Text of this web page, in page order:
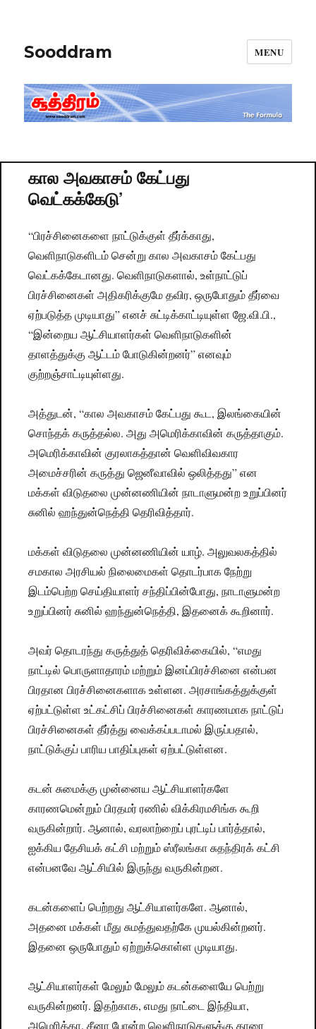
Sooddram MENU
கால அவகாசம் கேட்பது
வெட்கக்கேடு’
“பிரச்சினைகளை நாட்டுக்குள் தீர்க்காது,
வெளிநாடுகளிடம் சென்று கால அவகாசம் கேட்பது
வெட்கக்கேடானது. வெளிநாடுகளால், உள்நாட்டுப்
பிரச்சினைகள் அதிகரிக்குமே தவிர, ஒருபோதும் தீர்வை
ஏற்படுத்த முடியாது” எனச் சுட்டிக்காட்டியுள்ள ஜே.வி.பி.,
“இன்றைய ஆட்சியாளர்கள் வெளிநாடுகளின்
தாளத்துக்கு ஆட்டம் போடுகின்றனர்” எனவும்
குற்றஞ்சாட்டியுள்ளது.
அத்துடன், “கால அவகாசம் கேட்பது கூட, இலங்கையின்
சொந்தக் கருத்தல்ல. அது அமெரிக்காவின் கருத்தாகும்.
அமெரிக்காவின் குரலாகத்தான் வெளிவிவகார
அமைச்சரின் கருத்து ஜெனீவாவில் ஒலித்தது” என
மக்கள் விடுதலை முன்னணியின் நாடாளுமன்ற உறுப்பினர்
சுனில் ஹந்துன்நெத்தி தெரிவித்தார்.
மக்கள் விடுதலை முன்னணியின் யாழ். அலுவலகத்தில்
சமகால அரசியல் நிலைமைகள் தொடர்பாக நேற்று
இடம்பெற்ற செய்தியாளர் சந்திப்பின்போது, நாடாளுமன்ற
உறுப்பினர் சுனில் ஹந்துன்நெத்தி, இதனைக் கூறினார்.
அவர் தொடரந்து கருத்துத் தெரிவிக்கையில், “எமது
நாட்டில் பொருளாதாரம் மற்றும் ​இனப்பிரச்சினை என்பன
பிரதான பிரச்சினைகளாக உள்ளன. அரசாங்கத்துக்குள்
ஏற்பட்டுள்ள உட்கட்சிப் பிரச்சினைகள் காரணமாக நாட்டுப்
பிரச்சினைகள் தீர்த்து வைக்கப்படாமல் இருப்பதால்,
நாட்டுக்குப் பாரிய பாதிப்புகள் ஏற்பட்டுள்ளன.
கடன் சுமைக்கு முன்னைய ஆட்சியாளர்களே
காரணமென்றும் பிரதமர் ரணில் விக்கிரமசிங்க கூறி
வருகின்றார். ஆனால், வரலாற்றைப் புரட்டிப் பார்த்தால்,
ஐக்கிய தேசியக் கட்சி மற்றும் ஸ்ரீலங்கா சுதந்திரக் கட்சி
என்பனவே ஆட்சியில் இருந்து வருகின்றன.
கடன்களைப் பெற்றது ஆட்சியாளர்களே. ஆனால்,
அதனை மக்கள் மீது சுமத்துவதற்கே முயல்கின்றனர்.
இதனை ஒருபோதும் ஏற்றுக்கொள்ள முடியாது.
ஆட்சியாளர்கள் மேலும் மேலும் கடன்களையே பெற்று
வருகின்றனர். இதற்காக, எமது நாட்டை இந்தியா,
அமெரிக்கா, சீனா போன்ற வெளிநாடுகளுக்கு தாரை